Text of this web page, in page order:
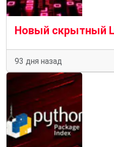
93 дня назад